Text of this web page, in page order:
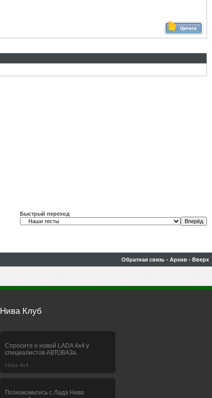
Быстрый переход
Обратная связь - Архив - Вверх
Нива Клуб
Спросите о новой LADA 4x4 у
специалистов АВТОВАЗа.
Нива 4х4
Познакомьтесь с Лада Нива